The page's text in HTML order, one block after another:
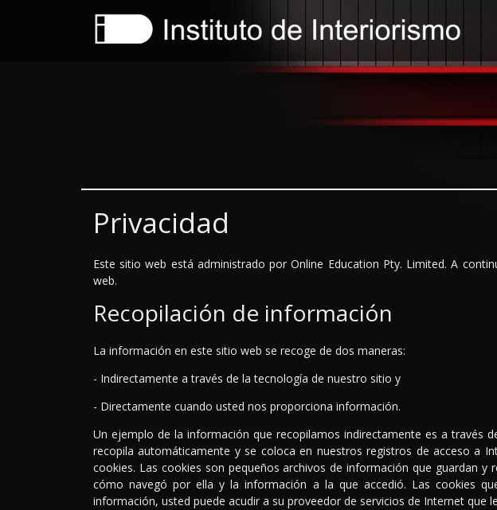
Privacidad
Este sitio web está administrado por Online Education Pty. Limited. A
web.
Recopilación de información
La información en este sitio web se recoge de dos maneras:
- Indirectamente a través de la tecnología de nuestro sitio y
- Directamente cuando usted nos proporciona información.
Un ejemplo de la información que recopilamos indirectamente es a través
recopila automáticamente y se coloca en nuestros registros de acceso a
cookies. Las cookies son pequeños archivos de información que guardan
cómo navegó por ella y la información a la que accedió. Las cookies
información, usted puede acudir a su proveedor de servicios de Internet que